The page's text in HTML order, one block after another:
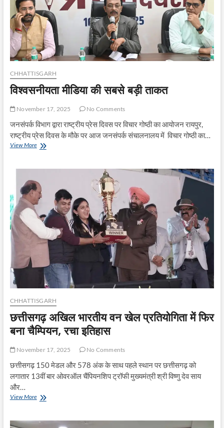
स्थापित
CHHATTISGARH
विश्वसनीयता मीडिया की सबसे बड़ी ताकत
November 17, 2025 No Comments
जनसंपर्क विभाग द्वारा राष्ट्रीय प्रेस दिवस पर विचार गोष्ठी का आयोजन रायपुर,
राष्ट्रीय प्रेस दिवस के मौके पर आज जनसंपर्क संचालनालय में विचार गोष्ठी का…
View Moreविश्वसनीयता
बड़ी
ताकत
CHHATTISGARH
छत्तीसगढ़ अखिल भारतीय वन खेल प्रतियोगिता में फिर
बना चैम्पियन, रचा इतिहास
November 17, 2025 No Comments
छत्तीसगढ़ 150 मेडल और 578 अंक के साथ पहले स्थान पर छत्तीसगढ़ को
लगातार 13वीं बार ओवरऑल चैंपियनशिप ट्रॉफी मुख्यमंत्री श्री विष्णु देव साय
और…
View Moreछत्तीसगढ़
वन